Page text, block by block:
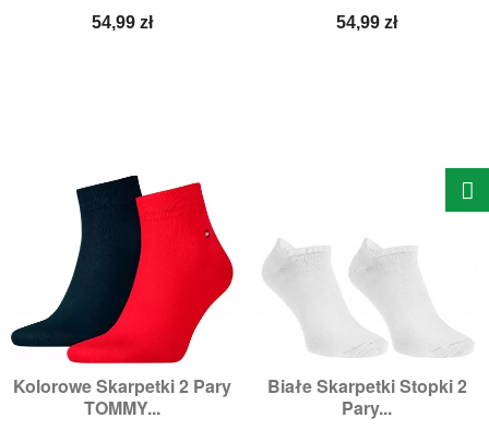
Cena
54,99 zł Cena
54,99 zł
Kolorowe Skarpetki 2 Pary
TOMMY...
Białe Skarpetki Stopki 2
Pary...